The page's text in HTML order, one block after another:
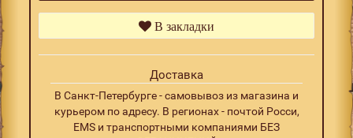
В закладки
Доставка
В Санкт-Петербурге - самовывоз из магазина и
курьером по адресу. В регионах - почтой Росси,
EMS и транспортными компаниями БЕЗ